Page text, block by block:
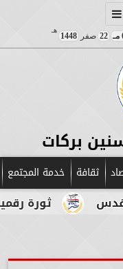
22 صفر 1448
هـ
بركات
ثقافة خدمة المجتمع
في قلب الآثار..